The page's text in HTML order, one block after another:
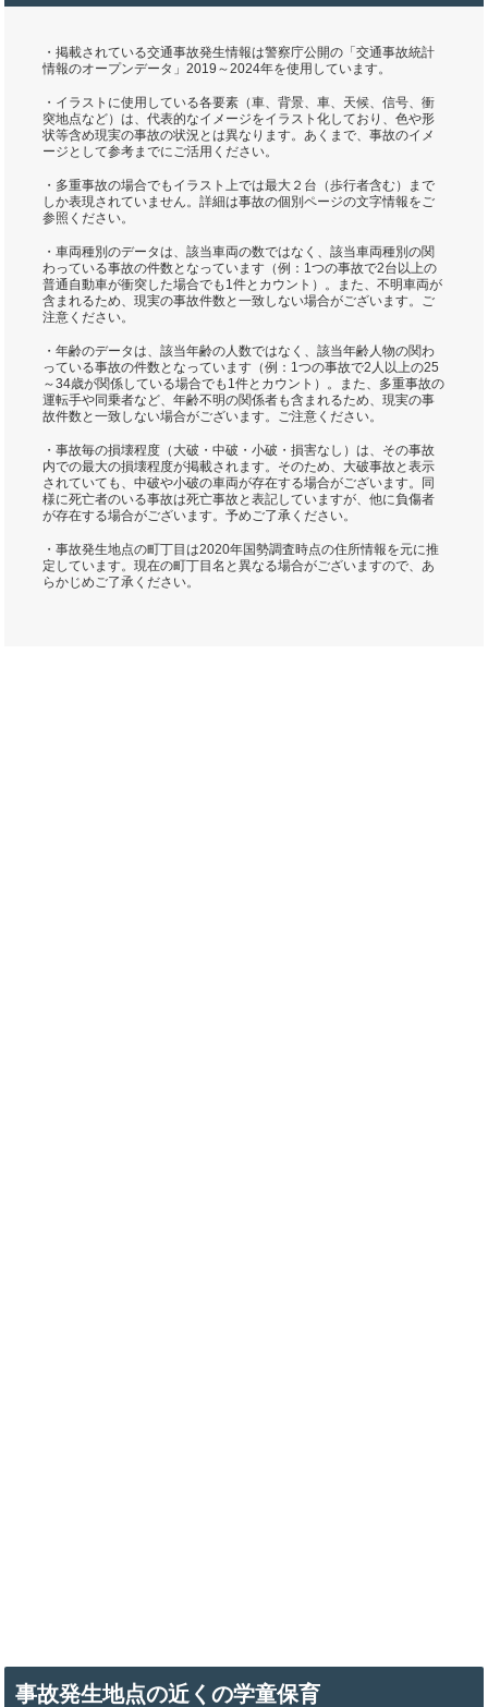
・掲載されている交通事故発生情報は警察庁公開の「交通事故統計
情報のオープンデータ」2019～2024年を使用しています。
・イラストに使用している各要素（車、背景、車、天候、信号、衝
突地点など）は、代表的なイメージをイラスト化しており、色や形
状等含め現実の事故の状況とは異なります。あくまで、事故のイメ
ージとして参考までにご活用ください。
・多重事故の場合でもイラスト上では最大２台（歩行者含む）まで
しか表現されていません。詳細は事故の個別ページの文字情報をご
参照ください。
・車両種別のデータは、該当車両の数ではなく、該当車両種別の関
わっている事故の件数となっています（例：1つの事故で2台以上の
普通自動車が衝突した場合でも1件とカウント）。また、不明車両が
含まれるため、現実の事故件数と一致しない場合がございます。ご
注意ください。
・年齢のデータは、該当年齢の人数ではなく、該当年齢人物の関わ
っている事故の件数となっています（例：1つの事故で2人以上の25
～34歳が関係している場合でも1件とカウント）。また、多重事故の
運転手や同乗者など、年齢不明の関係者も含まれるため、現実の事
故件数と一致しない場合がございます。ご注意ください。
・事故毎の損壊程度（大破・中破・小破・損害なし）は、その事故
内での最大の損壊程度が掲載されます。そのため、大破事故と表示
されていても、中破や小破の車両が存在する場合がございます。同
様に死亡者のいる事故は死亡事故と表記していますが、他に負傷者
が存在する場合がございます。予めご了承ください。
・事故発生地点の町丁目は2020年国勢調査時点の住所情報を元に推
定しています。現在の町丁目名と異なる場合がございますので、あ
らかじめご了承ください。
事故発生地点の近くの学童保育